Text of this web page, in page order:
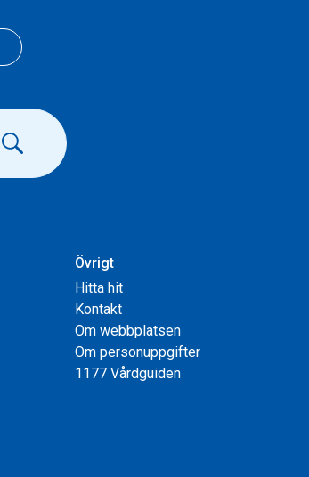
Övrigt
Hitta hit
Kontakt
Om webbplatsen
Om personuppgifter
1177 Vårdguiden